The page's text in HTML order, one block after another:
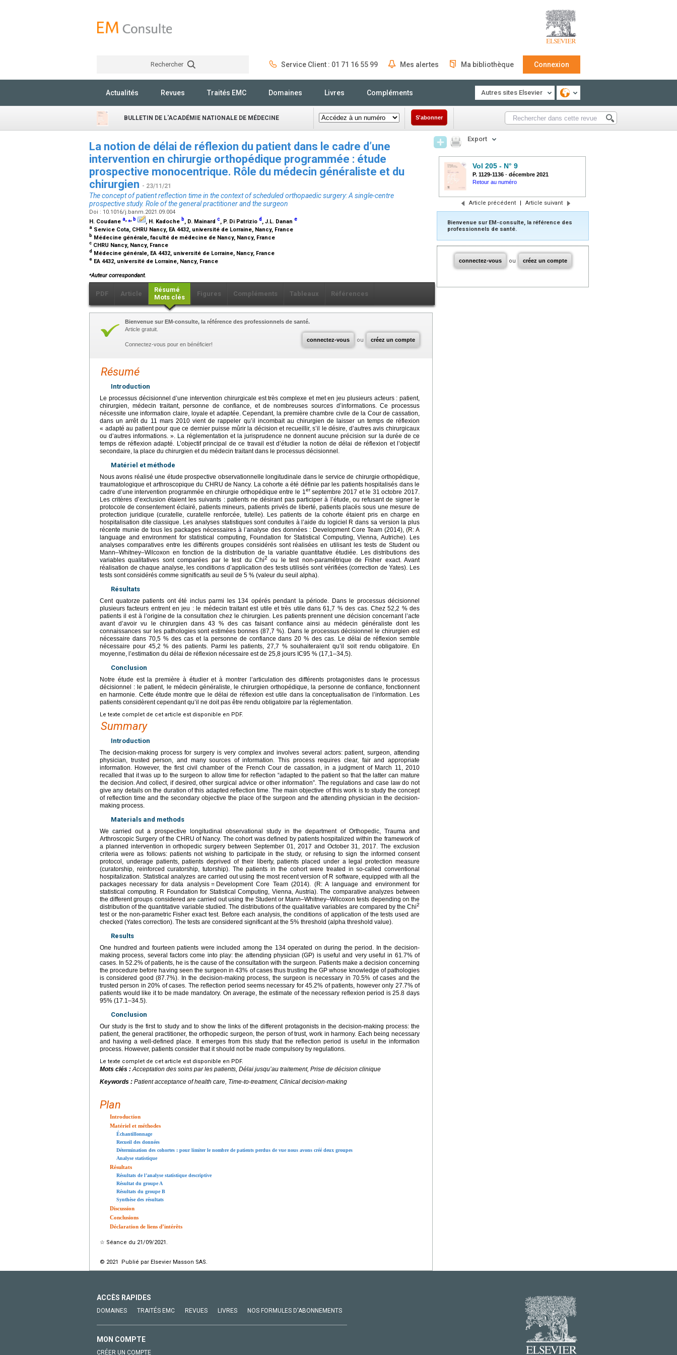
Rechercher Service Client : 01 71 16 55 99 Mes alertes Ma bibliothèque Connexion
Actualités Revues Traités EMC Domaines Livres Compléments Autres sites Elsevier
BULLETIN DE L'ACADÉMIE NATIONALE DE MÉDECINE S'abonner
La notion de délai de réflexion du patient dans le cadre d’une
intervention en chirurgie orthopédique programmée : étude
prospective monocentrique. Rôle du médecin généraliste et du
chirurgien - 23/11/21
The concept of patient reflection time in the context of scheduled orthopaedic surgery: A single-centre
prospective study. Role of the general practitioner and the surgeon
Doi : 10.1016/j.banm.2021.09.004
H. Coudane a,⁎, b , H. Kadoche b, D. Mainard c, P. Di Patrizio d , J.L. Danan e
a Service Cota, CHRU Nancy, EA 4432, université de Lorraine, Nancy, France
b Médecine générale, faculté de médecine de Nancy, Nancy, France
c CHRU Nancy, Nancy, France
d Médecine générale, EA 4432, université de Lorraine, Nancy, France
e EA 4432, université de Lorraine, Nancy, France
⁎Auteur correspondant.
PDF Article
Résumé
Mots clés
Figures Compléments Tableaux Références
connectez-vous ou créez un compte
Bienvenue sur EM-consulte, la référence des professionnels de santé.
Article gratuit.
Connectez-vous pour en bénéficier!
Résumé
Introduction
Le processus décisionnel d’une intervention chirurgicale est très complexe et met en jeu plusieurs acteurs : patient,
chirurgien, médecin traitant, personne de confiance, et de nombreuses sources d’informations. Ce processus
nécessite une information claire, loyale et adaptée. Cependant, la première chambre civile de la Cour de cassation,
dans un arrêt du 11 mars 2010 vient de rappeler qu’il incombait au chirurgien de laisser un temps de réflexion
« adapté au patient pour que ce dernier puisse mûrir la décision et recueillir, s’il le désire, d’autres avis chirurgicaux
ou d’autres informations. ». La réglementation et la jurisprudence ne donnent aucune précision sur la durée de ce
temps de réflexion adapté. L’objectif principal de ce travail est d’étudier la notion de délai de réflexion et l’objectif
secondaire, la place du chirurgien et du médecin traitant dans le processus décisionnel.
Matériel et méthode
Nous avons réalisé une étude prospective observationnelle longitudinale dans le service de chirurgie orthopédique,
traumatologique et arthroscopique du CHRU de Nancy. La cohorte a été définie par les patients hospitalisés dans le
cadre d’une intervention programmée en chirurgie orthopédique entre le 1er septembre 2017 et le 31 octobre 2017.
Les critères d’exclusion étaient les suivants : patients ne désirant pas participer à l’étude, ou refusant de signer le
protocole de consentement éclairé, patients mineurs, patients privés de liberté, patients placés sous une mesure de
protection juridique (curatelle, curatelle renforcée, tutelle). Les patients de la cohorte étaient pris en charge en
hospitalisation dite classique. Les analyses statistiques sont conduites à l’aide du logiciel R dans sa version la plus
récente munie de tous les packages nécessaires à l’analyse des données : Development Core Team (2014), (R: A
language and environment for statistical computing, Foundation for Statistical Computing, Vienna, Autriche). Les
analyses comparatives entre les différents groupes considérés sont réalisées en utilisant les tests de Student ou
Mann–Whitney–Wilcoxon en fonction de la distribution de la variable quantitative étudiée. Les distributions des
variables qualitatives sont comparées par le test du Chi2
ou le test non-paramétrique de Fisher exact. Avant
réalisation de chaque analyse, les conditions d’application des tests utilisés sont vérifiées (correction de Yates). Les
tests sont considérés comme significatifs au seuil de 5 % (valeur du seuil alpha).
Résultats
Cent quatorze patients ont été inclus parmi les 134 opérés pendant la période. Dans le processus décisionnel
plusieurs facteurs entrent en jeu : le médecin traitant est utile et très utile dans 61,7 % des cas. Chez 52,2 % des
patients il est à l’origine de la consultation chez le chirurgien. Les patients prennent une décision concernant l’acte
avant d’avoir vu le chirurgien dans 43 % des cas faisant confiance ainsi au médecin généraliste dont les
connaissances sur les pathologies sont estimées bonnes (87,7 %). Dans le processus décisionnel le chirurgien est
nécessaire dans 70,5 % des cas et la personne de confiance dans 20 % des cas. Le délai de réflexion semble
nécessaire pour 45,2 % des patients. Parmi les patients, 27,7 % souhaiteraient qu’il soit rendu obligatoire. En
moyenne, l’estimation du délai de réflexion nécessaire est de 25,8 jours IC95 % (17,1–34,5).
Conclusion
Notre étude est la première à étudier et à montrer l’articulation des différents protagonistes dans le processus
décisionnel : le patient, le médecin généraliste, le chirurgien orthopédique, la personne de confiance, fonctionnent
en harmonie. Cette étude montre que le délai de réflexion est utile dans la conceptualisation de l’information. Les
patients considèrent cependant qu’il ne doit pas être rendu obligatoire par la réglementation.
Le texte complet de cet article est disponible en PDF.
Summary
Introduction
The decision-making process for surgery is very complex and involves several actors: patient, surgeon, attending
physician, trusted person, and many sources of information. This process requires clear, fair and appropriate
information. However, the first civil chamber of the French Cour de cassation, in a judgment of March 11, 2010
recalled that it was up to the surgeon to allow time for reflection “adapted to the patient so that the latter can mature
the decision. And collect, if desired, other surgical advice or other information”. The regulations and case law do not
give any details on the duration of this adapted reflection time. The main objective of this work is to study the concept
of reflection time and the secondary objective the place of the surgeon and the attending physician in the decision-
making process.
Materials and methods
We carried out a prospective longitudinal observational study in the department of Orthopedic, Trauma and
Arthroscopic Surgery of the CHRU of Nancy. The cohort was defined by patients hospitalized within the framework of
a planned intervention in orthopedic surgery between September 01, 2017 and October 31, 2017. The exclusion
criteria were as follows: patients not wishing to participate in the study, or refusing to sign the informed consent
protocol, underage patients, patients deprived of their liberty, patients placed under a legal protection measure
(curatorship, reinforced curatorship, tutorship). The patients in the cohort were treated in so-called conventional
hospitalization. Statistical analyzes are carried out using the most recent version of R software, equipped with all the
packages necessary for data analysis = Development Core Team (2014). (R: A language and environment for
statistical computing. R Foundation for Statistical Computing, Vienna, Austria). The comparative analyzes between
the different groups considered are carried out using the Student or Mann–Whitney–Wilcoxon tests depending on the
distribution of the quantitative variable studied. The distributions of the qualitative variables are compared by the Chi2
test or the non-parametric Fisher exact test. Before each analysis, the conditions of application of the tests used are
checked (Yates correction). The tests are considered significant at the 5% threshold (alpha threshold value).
Results
One hundred and fourteen patients were included among the 134 operated on during the period. In the decision-
making process, several factors come into play: the attending physician (GP) is useful and very useful in 61.7% of
cases. In 52.2% of patients, he is the cause of the consultation with the surgeon. Patients make a decision concerning
the procedure before having seen the surgeon in 43% of cases thus trusting the GP whose knowledge of pathologies
is considered good (87.7%). In the decision-making process, the surgeon is necessary in 70.5% of cases and the
trusted person in 20% of cases. The reflection period seems necessary for 45.2% of patients, however only 27.7% of
patients would like it to be made mandatory. On average, the estimate of the necessary reflexion period is 25.8 days
95% (17.1–34.5).
Conclusion
Our study is the first to study and to show the links of the different protagonists in the decision-making process: the
patient, the general practitioner, the orthopedic surgeon, the person of trust, work in harmony. Each being necessary
and having a well-defined place. It emerges from this study that the reflection period is useful in the information
process. However, patients consider that it should not be made compulsory by regulations.
Le texte complet de cet article est disponible en PDF.
Mots clés :Acceptation des soins par les patients, Délai jusqu’au traitement, Prise de décision clinique
Keywords : Patient acceptance of health care, Time-to-treatment, Clinical decision-making
Plan
Introduction
Matériel et méthodes
Échantillonnage
Recueil des données
Détermination des cohortes : pour limiter le nombre de patients perdus de vue nous avons créé deux groupes
Analyse statistique
Résultats
Résultats de l’analyse statistique descriptive
Résultat du groupe A
Résultats du groupe B
Synthèse des résultats
Discussion
Conclusions
Déclaration de liens d’intérêts
☆ Séance du 21/09/2021.
© 2021 Publié par Elsevier Masson SAS.
Export
Vol 205 - N° 9
P. 1129-1136 - décembre 2021
Retour au numéro
Article précédent | Article suivant
Bienvenue sur EM-consulte, la référence des
professionnels de santé.
connectez-vous ou créez un compte
ACCÈS RAPIDES
DOMAINES TRAITÉS EMC REVUES LIVRES NOS FORMULES D'ABONNEMENTS
MON COMPTE
CRÉER UN COMPTE